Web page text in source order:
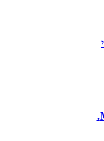
MasterCash.